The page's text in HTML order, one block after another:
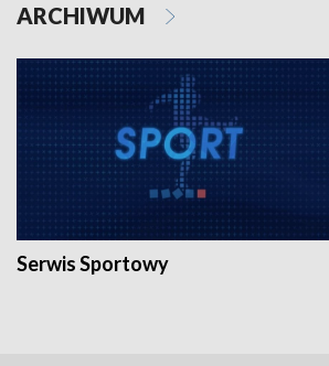
ARCHIWUM
Serwis Sportowy